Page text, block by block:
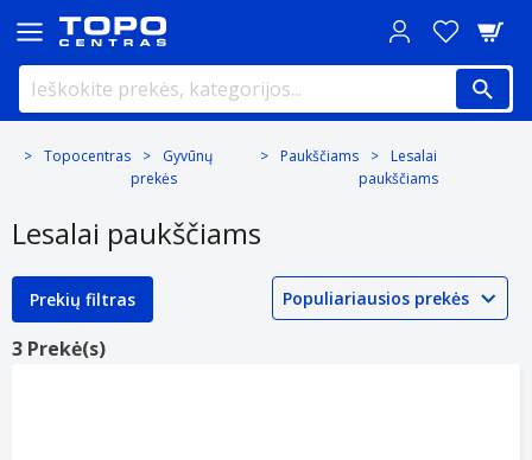
Topocentras
Gyvūnų
prekės
Paukščiams
Lesalai
paukščiams
Lesalai paukščiams
Prekių filtras
3 Prekė(s)